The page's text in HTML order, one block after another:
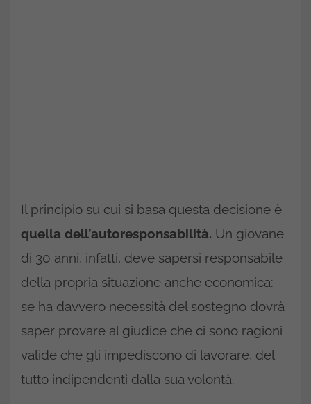
Il principio su cui si basa questa decisione è
quella dell’autoresponsabilità. Un giovane
di 30 anni, infatti, deve sapersi responsabile
della propria situazione anche economica:
se ha davvero necessità del sostegno dovrà
saper provare al giudice che ci sono ragioni
valide che gli impediscono di lavorare, del
tutto indipendenti dalla sua volontà.